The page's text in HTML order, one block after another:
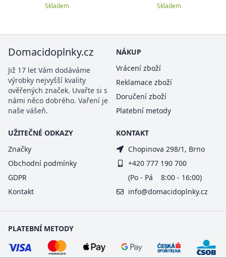
Skladem Skladem
Domacidoplnky.cz
Již 17 let Vám dodáváme
výrobky nejvyšší kvality
ověřených značek. Uvařte si s
námi něco dobrého. Vaření je
naše vášeň.
NÁKUP
Vrácení zboží
Reklamace zboží
Doručení zboží
Platební metody
UŽITEČNÉ ODKAZY
Značky
Obchodní podmínky
GDPR
Kontakt
KONTAKT
Chopinova 298/1, Brno
+420 777 190 700
(Po - Pá 8:00 - 16:00)
info@domacidoplnky.cz
PLATEBNÍ METODY